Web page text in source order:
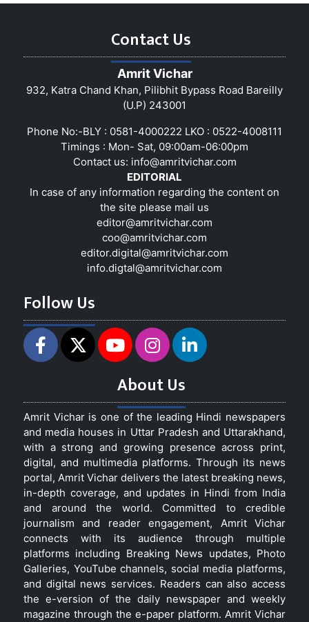
Contact Us
Amrit Vichar
932, Katra Chand Khan, Pilibhit Bypass Road Bareilly
(U.P) 243001
Phone No:-BLY : 0581-4000222 LKO : 0522-4008111
Timings : Mon- Sat, 09:00am-06:00pm
Contact us: info@amritvichar.com
EDITORIAL
In case of any information regarding the content on
the site please mail us
editor@amritvichar.com
coo@amritvichar.com
editor.digital@amritvichar.com
info.digtal@amritvichar.com
Follow Us
About Us
Amrit Vichar is one of the leading Hindi newspapers
and media houses in Uttar Pradesh and Uttarakhand,
with a strong and growing presence across print,
digital, and multimedia platforms. Through its news
portal, Amrit Vichar delivers the latest breaking news,
in-depth coverage, and updates in Hindi from India
and around the world. Committed to credible
journalism and reader engagement, Amrit Vichar
connects with its audience through multiple
platforms including Breaking News updates, Photo
Galleries, YouTube channels, social media platforms,
and digital news services. Readers can also access
the e-version of the daily newspaper and weekly
magazine through the e-paper platform. Amrit Vichar